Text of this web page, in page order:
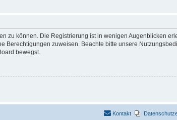
zu können. Die Registrierung ist in wenigen Augenblicken
Berechtigungen zuweisen. Beachte bitte unsere
bewegst.
Kontakt